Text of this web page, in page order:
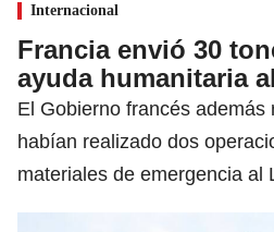
Internacional
Francia envió 30
ayuda humanitaria
El Gobierno francés además
habían realizado dos
materiales de emergencia al